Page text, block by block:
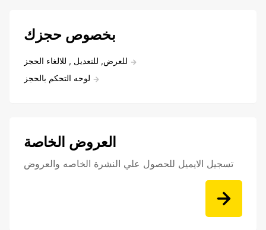
بخصوص حجزك
للعرض, للتعديل , للالغاء الحجز
لوحه التحكم بالحجز
العروض الخاصة
تسجيل الايميل للحصول علي النشرة الخاصه والعروض